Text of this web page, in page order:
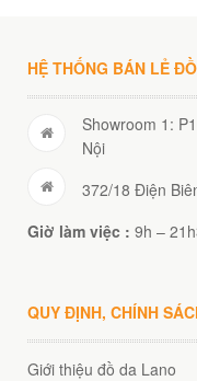
HỆ THỐNG BÁN LẺ
Showroom 1:
Nội
372/18 Điện
Giờ làm việc : 9h –
QUY ĐỊNH, CHÍNH
Giới thiệu đồ da Lano